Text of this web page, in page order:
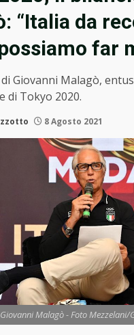
“Italia da
far
Giovanni Malagò,
di Tokyo 2020.
8 Agosto 2021
Giovanni Malagò - Foto Mezzelani/